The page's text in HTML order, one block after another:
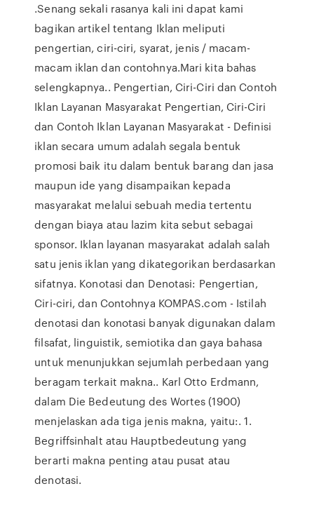
.Senang sekali rasanya kali ini dapat kami
bagikan artikel tentang Iklan meliputi
pengertian, ciri-ciri, syarat, jenis / macam-
macam iklan dan contohnya.Mari kita bahas
selengkapnya.. Pengertian, Ciri-Ciri dan Contoh
Iklan Layanan Masyarakat Pengertian, Ciri-Ciri
dan Contoh Iklan Layanan Masyarakat - Definisi
iklan secara umum adalah segala bentuk
promosi baik itu dalam bentuk barang dan jasa
maupun ide yang disampaikan kepada
masyarakat melalui sebuah media tertentu
dengan biaya atau lazim kita sebut sebagai
sponsor. Iklan layanan masyarakat adalah salah
satu jenis iklan yang dikategorikan berdasarkan
sifatnya. Konotasi dan Denotasi: Pengertian,
Ciri-ciri, dan Contohnya KOMPAS.com - Istilah
denotasi dan konotasi banyak digunakan dalam
filsafat, linguistik, semiotika dan gaya bahasa
untuk menunjukkan sejumlah perbedaan yang
beragam terkait makna.. Karl Otto Erdmann,
dalam Die Bedeutung des Wortes (1900)
menjelaskan ada tiga jenis makna, yaitu:. 1.
Begriffsinhalt atau Hauptbedeutung yang
berarti makna penting atau pusat atau
denotasi.